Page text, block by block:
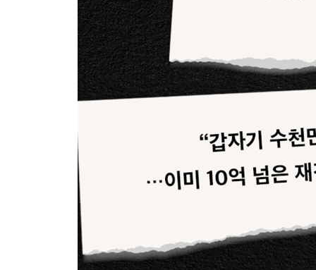
5장 분양권 고르는 안목을 키워라
분양권 퀵하게 분석하기
| 한 걸음 더 | 분양권 매수를 위한 나만의 리스트 만
거래 방식에 따라 프리미엄이 달라진다
직접 가지 않고 간편하게 하는 전화 임장법
사전점검 꼼꼼하게 하는 팁
분양권 팔까, 보유할까?
| 한 걸음 더 | 입주장 전세 잘 맞추는 비결
모르면 큰일 나는 분양권 세금
4부 돈이 될 분양권은 어디에 있을까